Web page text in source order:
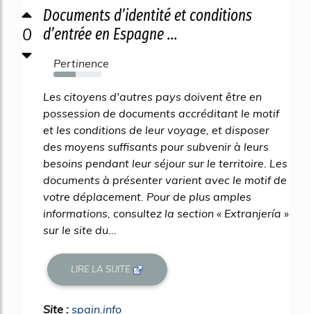
0
Documents d’identité et conditions
d’entrée en Espagne ...
Pertinence
45%
Les citoyens d'autres pays doivent être en
possession de documents accréditant le motif
et les conditions de leur voyage, et disposer
des moyens suffisants pour subvenir à leurs
besoins pendant leur séjour sur le territoire. Les
documents à présenter varient avec le motif de
votre déplacement. Pour de plus amples
informations, consultez la section « Extranjería »
sur le site du...
LIRE LA SUITE
Site : spain.info